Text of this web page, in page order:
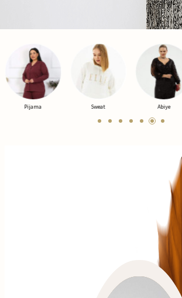
Sweat Abiye Ceket